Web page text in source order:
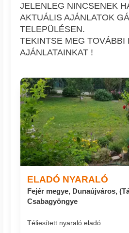
JELENLEG NINCSENEK
AKTUÁLIS AJÁNLATOK
TELEPÜLÉSEN.
TEKINTSE MEG TOVÁBBI
AJÁNLATAINKAT !
ELADÓ NYARALÓ
Fejér megye, Dunaújváros,
Csabagyöngye
Téliesített nyaraló eladó...